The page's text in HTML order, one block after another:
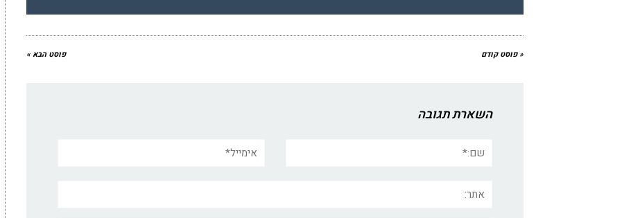
« פוסט קודם פוסט הבא »
השארת תגובה